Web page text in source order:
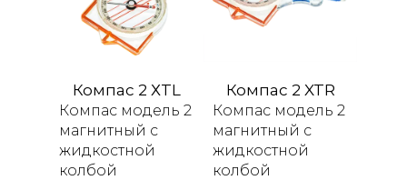
Компас 2 ХTL
Компас модель 2
магнитный с
жидкостной
колбой
Компас 2 XTR
Компас модель 2
магнитный с
жидкостной
колбой